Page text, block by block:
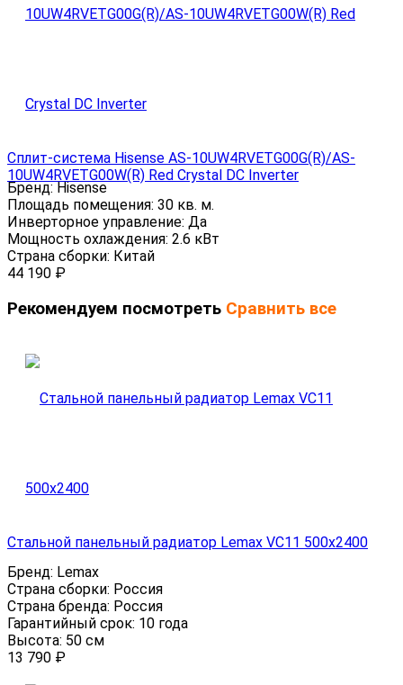
Сплит-система Hisense AS-10UW4RVETG00G(R)/AS-
10UW4RVETG00W(R) Red Crystal DC Inverter
Бренд: Hisense
Площадь помещения: 30 кв. м.
Инверторное управление: Да
Мощность охлаждения: 2.6 кВт
Страна сборки: Китай
44 190 ₽
Рекомендуем посмотреть Сравнить все
Стальной панельный радиатор Lemax VC11 500х2400
Бренд: Lemax
Страна сборки: Россия
Страна бренда: Россия
Гарантийный срок: 10 года
Высота: 50 см
13 790 ₽